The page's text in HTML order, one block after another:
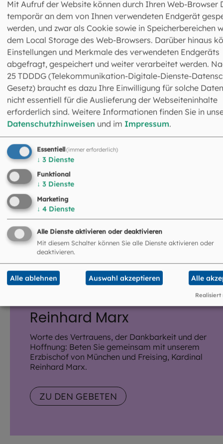
und auch meine leisen Worte finden bei dir Gehör.
Du stellst meine Füße auf sicheren Boden
und meine Schritte machst du fest.
(Nach Ps 40)
© Thomas Klinger / EOM
Reinhard Marx
Worte des Vertrauens, der Dankbarkeit und der
Hoffnung: Beten Sie gemeinsam mit unserem
Erzbischof von München und Freising, Kardinal
Reinhard Marx.
ZU DEN GEBETEN
Mit Aufruf der Website können durch Ihren Web-Browser
temporär an dem von Ihnen verwendeten Endgerät
werden, und zwar als Cookie sowie in Speicherbereichen
dem Local Storage des Web-Browsers. Darüber hinaus
Einstellungen und Merkmale des verwendeten Endgeräts
abgefragt, gespeichert und weiter verarbeitet werden.
25 TDDDG (Telekommunikation-Digitale-Dienste-
Gesetz) braucht es dazu Ihre Einwilligung für solche
nicht essentiell für die Auslieferung der Webseiteninhalte
erforderlich sind. Weitere Informationen finden Sie in
Datenschutzhinweisen und im Impressum.
Essentiell(immer erforderlich)
↓ 3 Dienste
Funktional
↓ 3 Dienste
Marketing
↓ 4 Dienste
Alle Dienste aktivieren oder deaktivieren
Mit diesem Schalter können Sie alle Dienste aktivieren oder
deaktivieren.
Alle ablehnen Auswahl akzeptieren Alle
Realisiert